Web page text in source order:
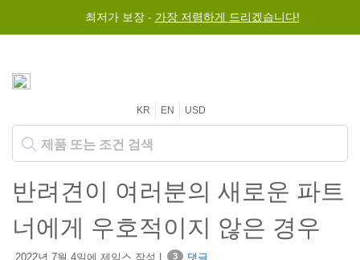
최저가 보장 - 가장 저렴하게 드리겠습니다!
KR EN USD
반려견이 여러분의 새로운 파트
너에게 우호적이지 않은 경우
2022년 7월 4일에 제임스 작성 | 3 댓글